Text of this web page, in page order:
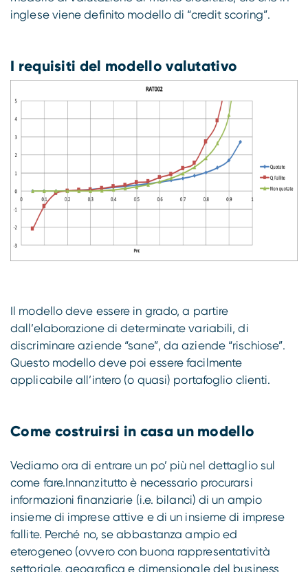
inglese viene definito modello di “credit scoring”.
I requisiti del modello valutativo
Il modello deve essere in grado, a partire
dall’elaborazione di determinate variabili, di
discriminare aziende “sane”, da aziende “rischiose”.
Questo modello deve poi essere facilmente
applicabile all’intero (o quasi) portafoglio clienti.
Come costruirsi in casa un modello
Vediamo ora di entrare un po’ più nel dettaglio sul
come fare.Innanzitutto è necessario procurarsi
informazioni finanziarie (i.e. bilanci) di un ampio
insieme di imprese attive e di un insieme di imprese
fallite. Perché no, se abbastanza ampio ed
eterogeneo (ovvero con buona rappresentatività
settoriale, geografica e dimensionale del business